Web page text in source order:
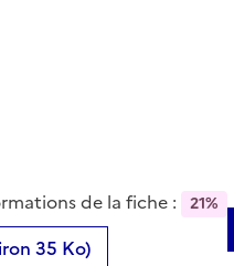
de la fiche : 21%
35 Ko)